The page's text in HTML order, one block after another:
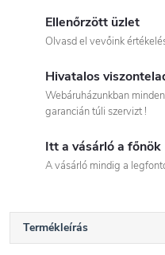
Ellenőrzött üzlet
Olvasd el vevőink
Hivatalos
Webáruházunkban
garancián túli szervizt !
Itt a vásárló a főnök
A vásárló mindig a
Termékleírás